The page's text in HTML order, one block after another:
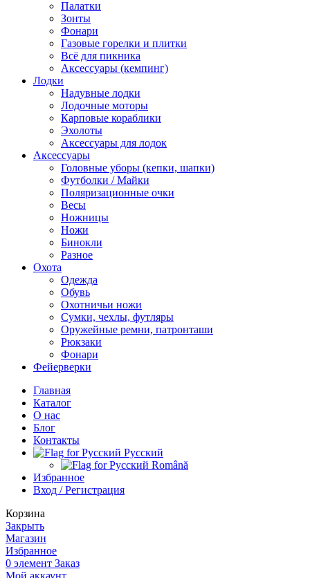
Палатки
Зонты
Фонари
Газовые горелки и плитки
Всё для пикника
Аксессуары (кемпинг)
Лодки
Надувные лодки
Лодочные моторы
Карповые кораблики
Эхолоты
Аксессуары для лодок
Аксессуары
Головные уборы (кепки, шапки)
Футболки / Майки
Поляризационные очки
Весы
Ножницы
Ножи
Бинокли
Разное
Охота
Одежда
Обувь
Охотничьи ножи
Сумки, чехлы, футляры
Оружейные ремни, патронташи
Рюкзаки
Фонари
Фейерверки
Главная
Каталог
О нас
Блог
Контакты
Русский
Română
Избранное
Вход / Регистрация
Корзина
Закрыть
Магазин
Избранное
0 элемент Заказ
Мой аккаунт